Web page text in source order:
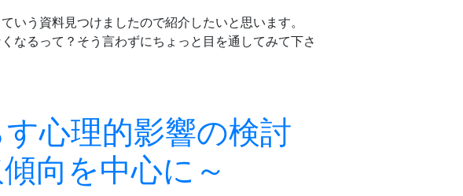
いう資料見つけましたので紹介したいと思います。
なるって？そう言わずにちょっと目を通してみて下さ
心理的影響の検討
向を中心に～